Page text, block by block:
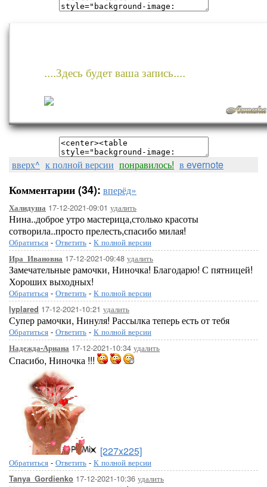
....Здесь будет ваша запись....
вверх^ к полной версии понравилось! в evernote
Комментарии (34): вперёд»
Халидуша 17-12-2021-09:01 удалить
Нина..доброе утро мастерица,столько красоты
сотворила..просто прелесть,спасибо милая!
Обратиться - Ответить - К полной версии
Ира_Ивановна 17-12-2021-09:48 удалить
Замечательные рамочки, Ниночка! Благодарю! С пятницей!
Хороших выходных!
Обратиться - Ответить - К полной версии
lyplared 17-12-2021-10:21 удалить
Супер рамочки, Нинуля! Рассылка теперь есть от тебя
Обратиться - Ответить - К полной версии
Надежда-Ариана 17-12-2021-10:34 удалить
Спасибо, Ниночка !!!
[227x225]
Обратиться - Ответить - К полной версии
Tanya_Gordienko 17-12-2021-10:36 удалить